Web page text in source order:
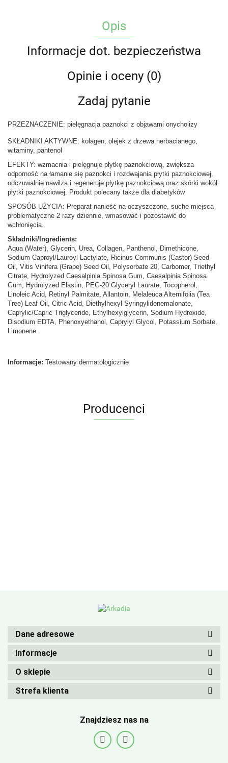
Opis
Informacje dot. bezpieczeństwa
Opinie i oceny (0)
Zadaj pytanie
PRZEZNACZENIE: pielęgnacja paznokci z objawami onycholizy
SKŁADNIKI AKTYWNE: kolagen, olejek z drzewa herbacianego,
witaminy, pantenol
EFEKTY: wzmacnia i pielęgnuje płytkę paznokciową, zwiększa
odporność na łamanie się paznokci i rozdwajania płytki paznokciowej,
odczuwalnie nawilża i regeneruje płytkę paznokciową oraz skórki wokół
płytki paznokciowej. Produkt polecany także dla diabetyków
SPOSÓB UŻYCIA: Preparat nanieść na oczyszczone, suche miejsca
problematyczne 2 razy dziennie, wmasować i pozostawić do
wchłonięcia.
Składniki/Ingredients:
Aqua (Water), Glycerin, Urea, Collagen, Panthenol, Dimethicone,
Sodium Caproyl/Lauroyl Lactylate, Ricinus Communis (Castor) Seed
Oil, Vitis Vinifera (Grape) Seed Oil, Polysorbate 20, Carbomer, Triethyl
Citrate, Hydrolyzed Caesalpinia Spinosa Gum, Caesalpinia Spinosa
Gum, Hydrolyzed Elastin, PEG-20 Glyceryl Laurate, Tocopherol,
Linoleic Acid, Retinyl Palmitate, Allantoin, Melaleuca Alternifolia (Tea
Tree) Leaf Oil, Citric Acid, Diethylhexyl Syringylidenemalonate,
Caprylic/Capric Triglyceride, Ethylhexylglycerin, Sodium Hydroxide,
Disodium EDTA, Phenoxyethanol, Caprylyl Glycol, Potassium Sorbate,
Limonene.
Informacje: Testowany dermatologicznie
Producenci
Dane adresowe
Informacje
O sklepie
Strefa klienta
Znajdziesz nas na